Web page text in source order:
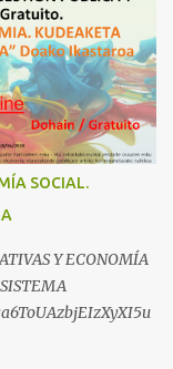
quieres hacer algo, o
vascos
kanal berriak
abusu eta
baduzu, edo ideiak
@ekaicenter?
SOCIAL.
Y ECONOMÍA